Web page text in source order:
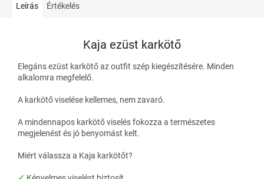
Leírás Értékelés
Kaja ezüst karkötő
Elegáns ezüst karkötő az outfit szép kiegészítésére. Minden
alkalomra megfelelő.
A karkötő viselése kellemes, nem zavaró.
A mindennapos karkötő viselés fokozza a természetes
megjelenést és jó benyomást kelt.
Miért válassza a Kaja karkötőt?